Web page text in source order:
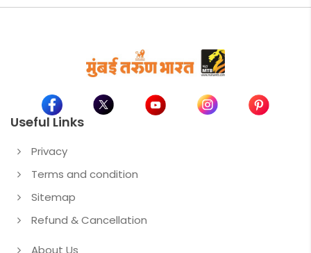
Useful Links
Privacy
Terms and condition
Sitemap
Refund & Cancellation
About Us